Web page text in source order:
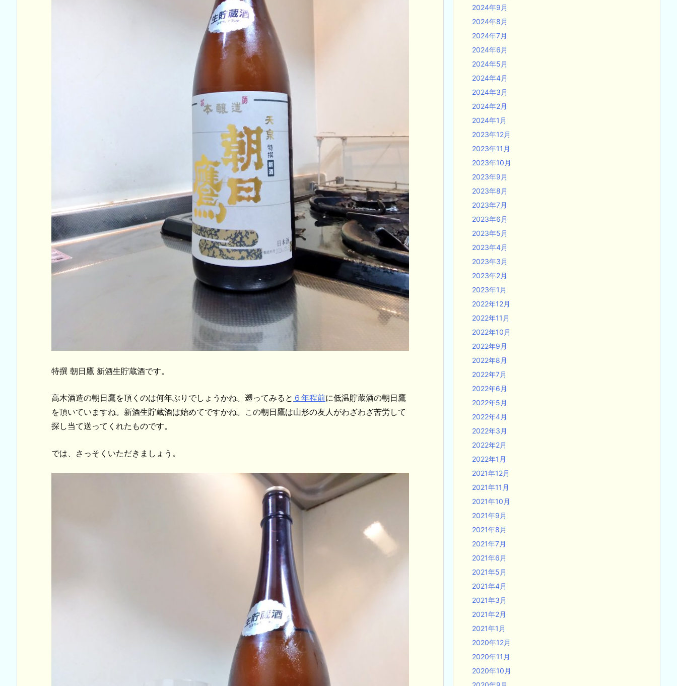
特撰 朝日鷹 新酒生貯蔵酒です。
高木酒造の朝日鷹を頂くのは何年ぶりでしょうかね。遡ってみると ６年程前に低温貯蔵酒の朝日鷹
を頂いていますね。新酒生貯蔵酒は始めてですかね。この朝日鷹は山形の友人がわざわざ苦労して
探し当て送ってくれたものです。
では、さっそくいただきましょう。
2024年9月
2024年8月
2024年7月
2024年6月
2024年5月
2024年4月
2024年3月
2024年2月
2024年1月
2023年12月
2023年11月
2023年10月
2023年9月
2023年8月
2023年7月
2023年6月
2023年5月
2023年4月
2023年3月
2023年2月
2023年1月
2022年12月
2022年11月
2022年10月
2022年9月
2022年8月
2022年7月
2022年6月
2022年5月
2022年4月
2022年3月
2022年2月
2022年1月
2021年12月
2021年11月
2021年10月
2021年9月
2021年8月
2021年7月
2021年6月
2021年5月
2021年4月
2021年3月
2021年2月
2021年1月
2020年12月
2020年11月
2020年10月